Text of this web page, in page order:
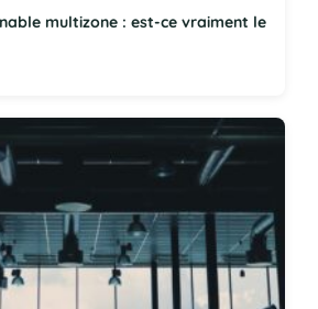
multizone : est-ce vraiment le